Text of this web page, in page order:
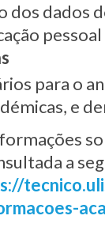
dos dados
para o
e
a